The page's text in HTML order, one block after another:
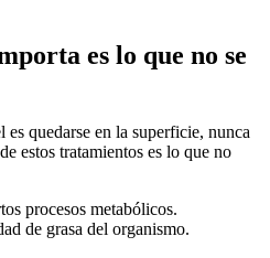
es lo que no se
quedarse en la superficie, nunca
estos tratamientos es lo que no
procesos metabólicos.
de grasa del organismo.